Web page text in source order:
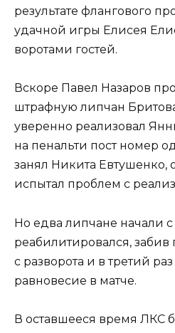
результате флангового
удачной игры Елисея
воротами гостей.
Вскоре Павел Назаров
штрафную липчан
уверенно реализовал
на пенальти пост номер
занял Никита Евтушенко,
испытал проблем с
Но едва липчане начали с
реабилитировался, забив
с разворота и в третий
равновесие в матче.
В оставшееся время ЛКС